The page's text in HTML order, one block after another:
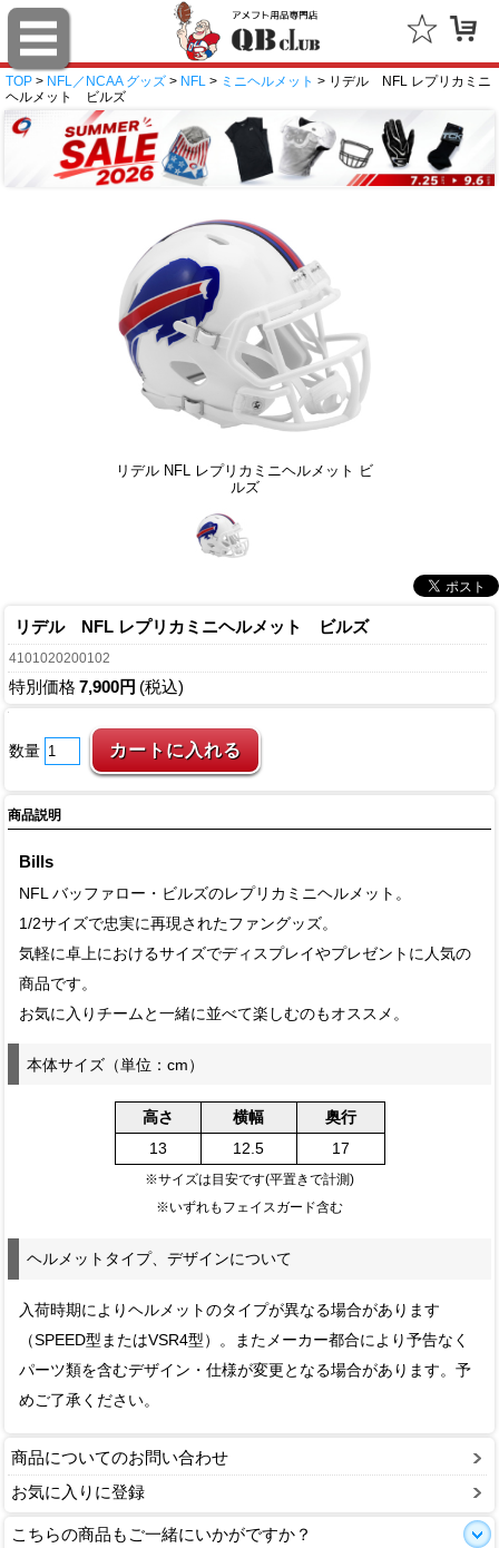
TOP > NFL／NCAA グッズ > NFL > ミニヘルメット > リデル NFL レプリカミニ
ヘルメット ビルズ
リデル NFL レプリカミニヘルメット ビ
ルズ
リデル NFL レプリカミニヘルメット ビルズ
4101020200102
特別価格 7,900円 (税込)
数量
商品説明
Bills
NFL バッファロー・ビルズのレプリカミニヘルメット。
1/2サイズで忠実に再現されたファングッズ。
気軽に卓上におけるサイズでディスプレイやプレゼントに人気の
商品です。
お気に入りチームと一緒に並べて楽しむのもオススメ。
本体サイズ（単位：cm）
高さ 横幅
奥行
13
12.5 17
※サイズは目安です(平置きで計測)
※いずれもフェイスガード含む
ヘルメットタイプ、デザインについて
入荷時期によりヘルメットのタイプが異なる場合があります
（SPEED型またはVSR4型）。またメーカー都合により予告なく
パーツ類を含むデザイン・仕様が変更となる場合があります。予
めご了承ください。
商品についてのお問い合わせ
お気に入りに登録
こちらの商品もご一緒にいかがですか？